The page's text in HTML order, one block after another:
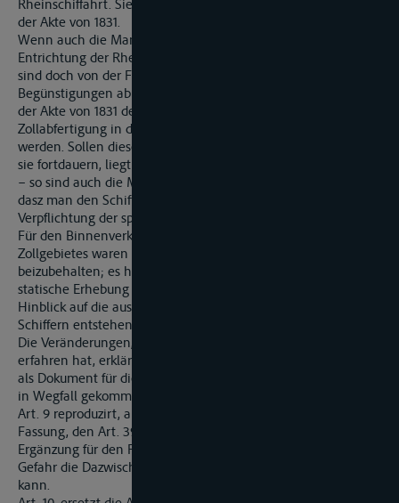
Rheinschiffahrt. Sie entsprechen den Art. 27. und 36. bis 41.
der Akte von 1831.
Wenn auch die Manifeste zunächst den Zweck hatten, die
Entrichtung der Rheinschiffahrts-Abgaben sicher zu stellen, so
sind doch von der Führung derselben auch die
Begünstigungen abhängig gemacht, welche im dritten Titel
der Akte von 1831 den Schifferne in Bezug auf die
Zollabfertigung in den einzelnen Uferstaaten gewährt
werden. Sollen diese Begünstigungen fortdauern, - und dasz
sie fortdauern, liegt unzweifelhaft im Interesse der Schiffahrt
– so sind auch die Manifeste nicht zu entbehren, es sei denn,
dasz man den Schiffern die jedenfalls für die lästigere
Verpflichtung der speziellen Deklaration auferelgen wollte.
Für den Binnenverkehr innerhalb eines und desselben
Zollgebietes waren dagegen die Manifeste nicht ferner
beizubehalten; es hätten dazu nur Rücksichten auf die
statische Erhebung aufordern könne, diese muszten indesz im
Hinblick auf die aus Verminderung des Schreibwerks den
Schiffern entstehende Erleichterung auszer Betracht bleiben.
Die Veränderungen, welche das Formular zu dem Manifeste
erfahren hat, erklären sich dadurch, dasz seine Bestimmung
als Dokument für die Erhebung der Rheinschiffahrts-Abgaben
in Wegfall gekommen ist.
Art. 9 reproduzirt, abgesehen von der etwas modifizirten
Fassung, den Art. 39. der Akte von 1831 und enthält nur eine
Ergänzung für den Fall, dasz der Schiffer ohne dringende
Gefahr die Dazwischenkunft der Zollbeambten nicht abwarten
kann.